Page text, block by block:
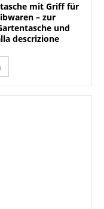
mit Griff für
– zur
und
descrizione